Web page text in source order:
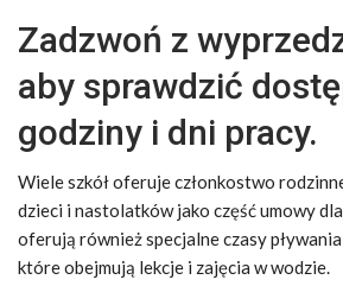
Zadzwoń z
aby sprawdzić
godziny i dni pracy.
Wiele szkół oferuje członkostwo
dzieci i nastolatków jako część umowy
oferują również specjalne czasy
które obejmują lekcje i zajęcia w wodzie.